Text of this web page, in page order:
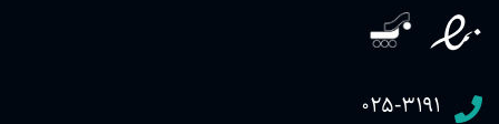
۰۲۵-۳۱۹۱